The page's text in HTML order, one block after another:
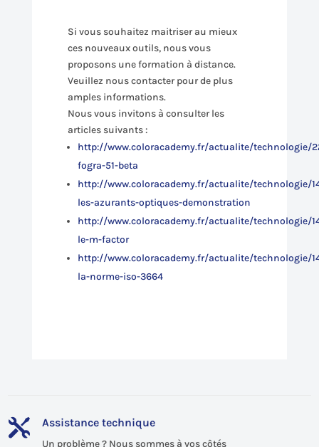
Si vous souhaitez maitriser au mieux
ces nouveaux outils, nous vous
proposons une formation à distance.
Veuillez nous contacter pour de plus
amples informations.
Nous vous invitons à consulter les
articles suivants :
http://www.coloracademy.fr/actualite/technologie/
fogra-51-beta
http://www.coloracademy.fr/actualite/technologie/
les-azurants-optiques-demonstration
http://www.coloracademy.fr/actualite/technologie/
le-m-factor
http://www.coloracademy.fr/actualite/technologie/
la-norme-iso-3664
 Assistance technique
Un problème ? Nous sommes à vos côtés